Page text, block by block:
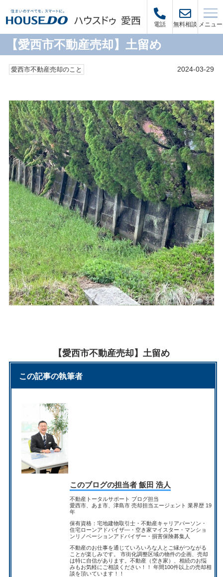
電話 無料相談 メニュー
【愛西市不動産売却】土留め
愛西市不動産売却のこと 2024-03-29
【愛西市不動産売却】土留め
この記事の執筆者
このブログの担当者 飯田 浩人
不動産トータルサポート ブログ担当
愛西市、あま市、津島市 売却担当エージェント 業界歴 19
年
保有資格：宅地建物取引士・不動産キャリアパーソン・
住宅ローンアドバイザ―・空き家マイスター・マンショ
ンリノベーションアドバイザー・損害保険募集人
不動産のお仕事を通じていろいろな人とご縁がつながる
ことが楽しみです。 市街化調整区域の物件の企画、売却
は特に自信があります。不動産（空き家）、相続のお悩
みもお気軽にご相談ください！！ 年間100件以上の売却相
談を頂いています！！